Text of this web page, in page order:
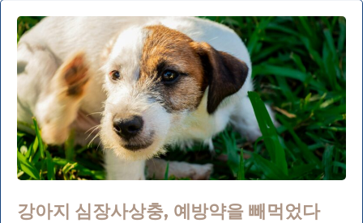
강아지 심장사상충, 예방약을 빼먹었다